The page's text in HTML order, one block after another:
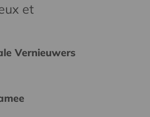
et
Vernieuwers